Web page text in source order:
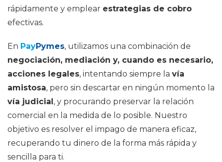
rápidamente y emplear estrategias de cobro
efectivas.
En PayPymes, utilizamos una combinación de
negociación, mediación y, cuando es necesario,
acciones legales, intentando siempre la vía
amistosa, pero sin descartar en ningún momento la
vía judicial, y procurando preservar la relación
comercial en la medida de lo posible. Nuestro
objetivo es resolver el impago de manera eficaz,
recuperando tu dinero de la forma más rápida y
sencilla para ti.